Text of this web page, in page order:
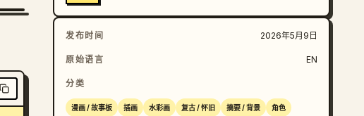
发布时间 2026年5月9日
原始语言 EN
分类
漫画 / 故事板 插画 水彩画 复古 / 怀旧 摘要 / 背景 角色